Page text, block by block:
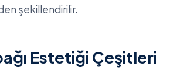
şekillendirilir.
Estetiği Çeşitleri